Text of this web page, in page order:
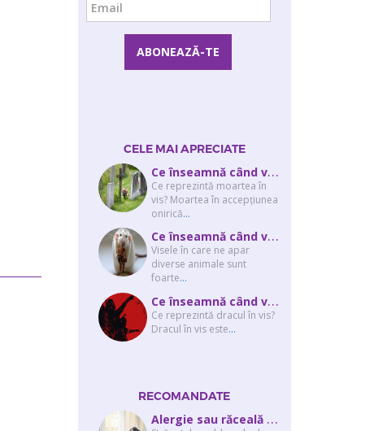
CELE MAI APRECIATE
C
e înseamnă când visezi că moare cineva apropiat? Interpretarea visului în ...
Ce reprezintă moartea în
vis? Moartea în accepţiunea
onirică...
C
e înseamnă când visezi şobolani sau şoareci
Visele în care ne apar
diverse animale sunt
foarte...
C
e înseamnă când visezi un drac? Interpretarea visului în care apar unul sau...
Ce reprezintă dracul în vis?
Dracul în vis este...
RECOMANDATE
A
lergie sau răceală – cum îţi dai seama de ce suferi și de ce conteaz...